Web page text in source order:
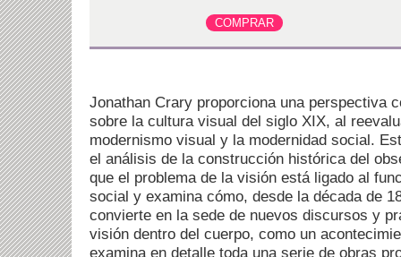
Jonathan Crary proporciona una perspectiva
sobre la cultura visual del siglo XIX, al
modernismo visual y la modernidad social.
el análisis de la construcción histórica del
que el problema de la visión está ligado al
social y examina cómo, desde la década de
convierte en la sede de nuevos discursos y
visión dentro del cuerpo, como un
examina en detalle toda una serie de obras